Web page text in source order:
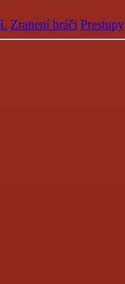
Zranení hráči Prestupy